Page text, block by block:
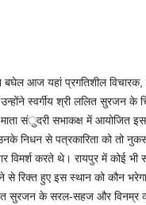
बघेल आज यहां प्रगतिशील
स्वर्गीय श्री ललित सुरजन के
संुदरी सभाकक्ष में आयोजित
निधन से पत्रकारिता को तो
विमर्श करते थे। रायपुर में कोई
रिक्त हुए इस स्थान को कौन
सुरजन के सरल-सहज और विनम्र